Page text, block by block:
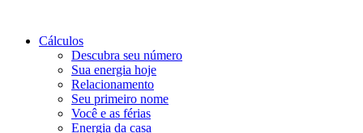
Cálculos
Descubra seu número
Sua energia hoje
Relacionamento
Seu primeiro nome
Você e as férias
Energia da casa